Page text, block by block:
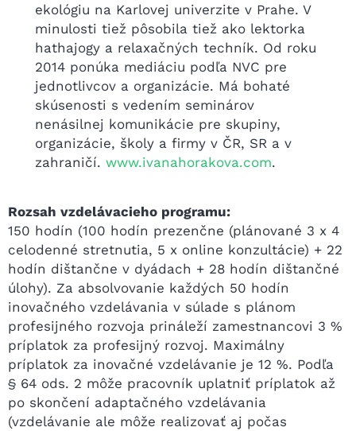
ekológiu na Karlovej univerzite v Prahe. V
minulosti tiež pôsobila tiež ako lektorka
hathajogy a relaxačných techník. Od roku
2014 ponúka mediáciu podľa NVC pre
jednotlivcov a organizácie. Má bohaté
skúsenosti s vedením seminárov
nenásilnej komunikácie pre skupiny,
organizácie, školy a firmy v ČR, SR a v
zahraničí.www.ivanahorakova.com.
Rozsah vzdelávacieho programu:
150 hodín (100 hodín prezenčne (plánované 3 x 4
celodenné stretnutia, 5 x online konzultácie) + 22
hodín dištančne v dyádach + 28 hodín dištančné
úlohy). Za absolvovanie každých 50 hodín
inovačného vzdelávania v súlade s plánom
profesijného rozvoja prináleží zamestnancovi 3 %
príplatok za profesijný rozvoj. Maximálny
príplatok za inovačné vzdelávanie je 12 %. Podľa
§ 64 ods. 2 môže pracovník uplatniť príplatok až
po skončení adaptačného vzdelávania
(vzdelávanie ale môže realizovať aj počas